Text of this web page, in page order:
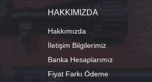
HAKKIMIZDA
Hakkımızda
İletişim Bilgilerimiz
Banka Hesaplarımız
Fiyat Farkı Ödeme